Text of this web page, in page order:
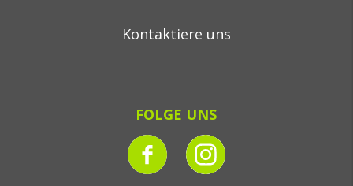
Kontaktiere uns
FOLGE UNS